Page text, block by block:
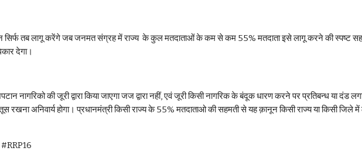
सिर्फ तब लागू करेंगे जब जनमत संग्रह में राज्य  के कुल मतदाताओं के कम से कम 55% मतदाता इसे लागू करने की स्पष्ट
देगा।
नागरिको की जूरी द्वारा किया जाएगा जज द्वारा नहीं, एवं जूरी किसी नागरिक के बंदूक धारण करने पर प्रतिबन्ध या
अनिवार्य होगा। प्रधानमंत्री किसी राज्य के 55% मतदाताओ की सहमती से यह क़ानून किसी राज्य या किसी